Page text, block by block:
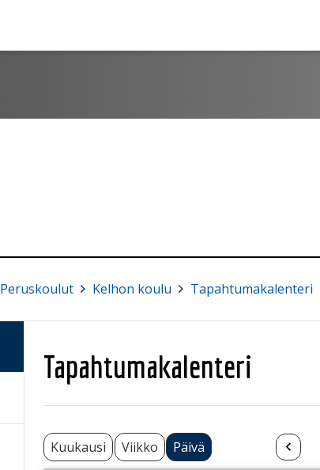
Peruskoulut Kelhon koulu Tapahtumakalenteri
Tapahtumakalenteri
Kuukausi Viikko Päivä